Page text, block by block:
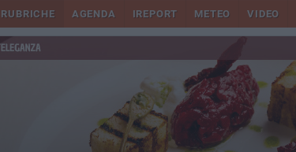
RUBRICHE AGENDA IREPORT METEO VIDEO